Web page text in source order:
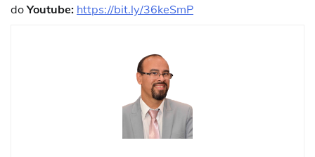
doYoutube: https://bit.ly/36keSmP